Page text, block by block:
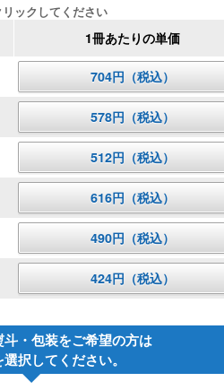
ックしてください
1冊あたりの単価
704円（税込）
578円（税込）
512円（税込）
616円（税込）
490円（税込）
424円（税込）
・包装をご希望の方は
択してください。